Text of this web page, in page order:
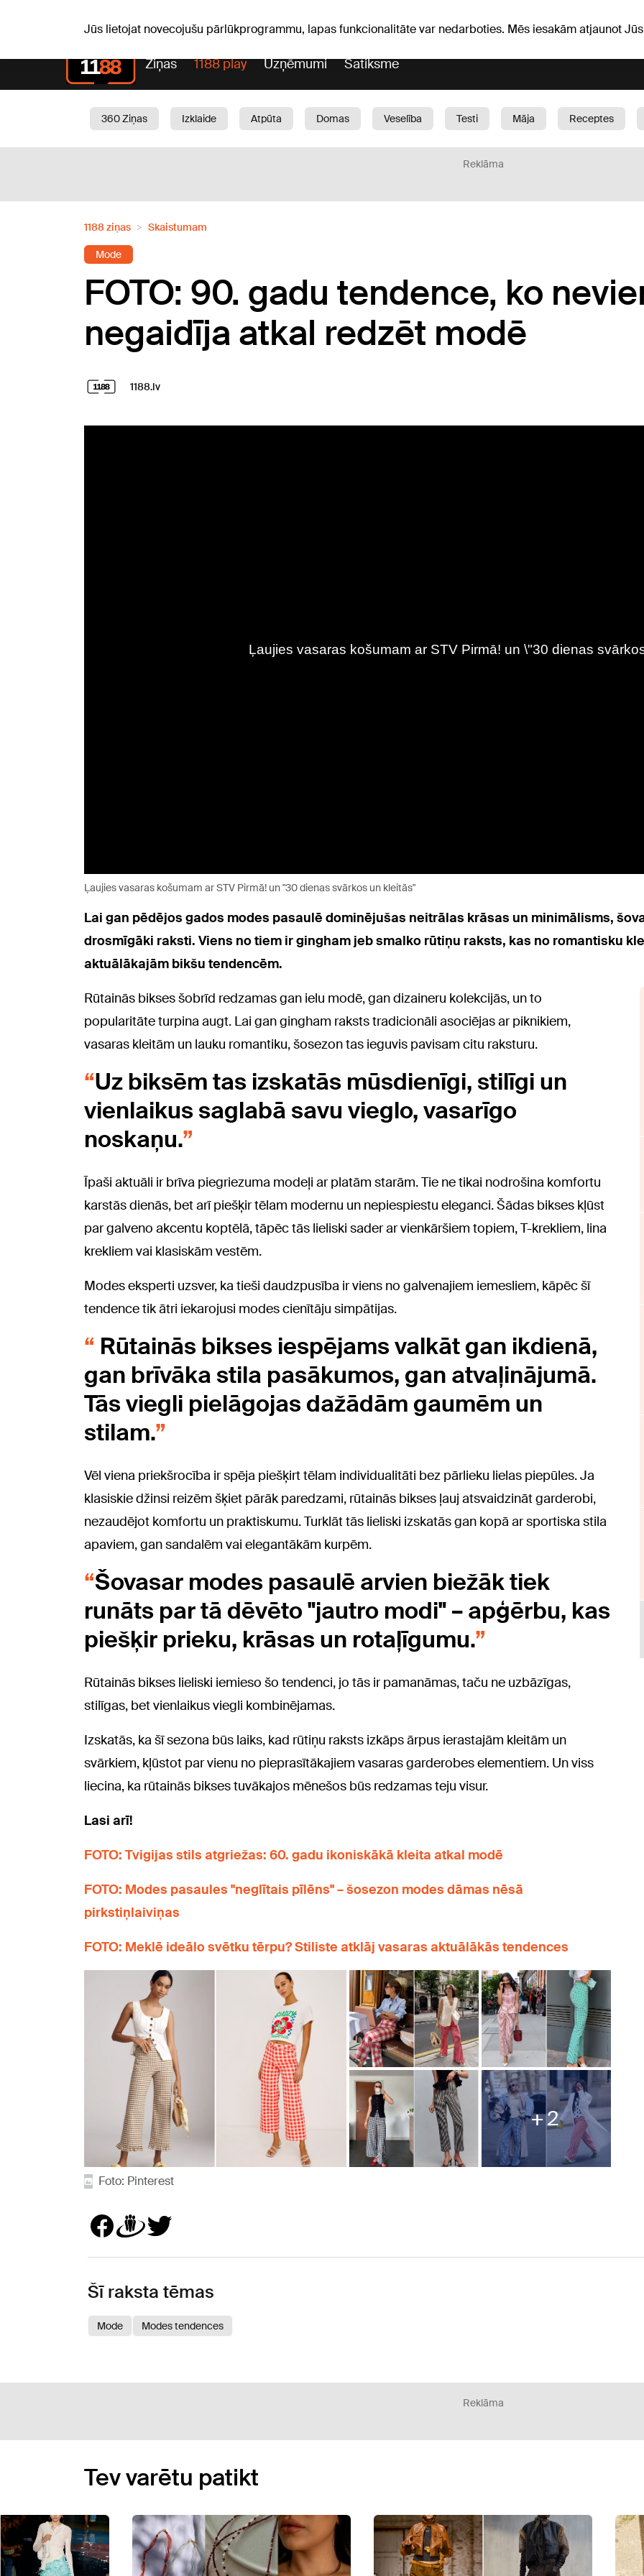
Jūs lietojat novecojušu pārlūkprogrammu, lapas funkcionalitāte var nedarboties. Mēs iesakām atjaunot
Ziņas 1188 play Uzņēmumi Satiksme
360 Ziņas Izklaide Atpūta Domas Veselība Testi Māja Receptes
Reklāma
1188 ziņas Skaistumam
Mode
FOTO: 90. gadu tendence, ko
negaidīja atkal redzēt modē
1188.lv
Ļaujies vasaras košumam ar STV Pirmā! un "30 dienas svārkos un kleitās"
Lai gan pēdējos gados modes pasaulē dominējušas neitrālas krāsas un minimālisms,
drosmīgāki raksti. Viens no tiem ir gingham jeb smalko rūtiņu raksts, kas no romantisku
aktuālākajām bikšu tendencēm.
Rūtainās bikses šobrīd redzamas gan ielu modē, gan dizaineru kolekcijās, un to
popularitāte turpina augt. Lai gan gingham raksts tradicionāli asociējas ar piknikiem,
vasaras kleitām un lauku romantiku, šosezon tas ieguvis pavisam citu raksturu.
Uz biksēm tas izskatās mūsdienīgi, stilīgi un
vienlaikus saglabā savu vieglo, vasarīgo
noskaņu.
Īpaši aktuāli ir brīva piegriezuma modeļi ar platām starām. Tie ne tikai nodrošina komfortu
karstās dienās, bet arī piešķir tēlam modernu un nepiespiestu eleganci. Šādas bikses kļūst
par galveno akcentu koptēlā, tāpēc tās lieliski sader ar vienkāršiem topiem, T-krekliem, lina
krekliem vai klasiskām vestēm.
Modes eksperti uzsver, ka tieši daudzpusība ir viens no galvenajiem iemesliem, kāpēc šī
tendence tik ātri iekarojusi modes cienītāju simpātijas.
Rūtainās bikses iespējams valkāt gan ikdienā,
gan brīvāka stila pasākumos, gan atvaļinājumā.
Tās viegli pielāgojas dažādām gaumēm un
stilam.
Vēl viena priekšrocība ir spēja piešķirt tēlam individualitāti bez pārlieku lielas piepūles. Ja
klasiskie džinsi reizēm šķiet pārāk paredzami, rūtainās bikses ļauj atsvaidzināt garderobi,
nezaudējot komfortu un praktiskumu. Turklāt tās lieliski izskatās gan kopā ar sportiska stila
apaviem, gan sandalēm vai elegantākām kurpēm.
Šovasar modes pasaulē arvien biežāk tiek
runāts par tā dēvēto "jautro modi" – apģērbu, kas
piešķir prieku, krāsas un rotaļīgumu.
Rūtainās bikses lieliski iemieso šo tendenci, jo tās ir pamanāmas, taču ne uzbāzīgas,
stilīgas, bet vienlaikus viegli kombinējamas.
Izskatās, ka šī sezona būs laiks, kad rūtiņu raksts izkāps ārpus ierastajām kleitām un
svārkiem, kļūstot par vienu no pieprasītākajiem vasaras garderobes elementiem. Un viss
liecina, ka rūtainās bikses tuvākajos mēnešos būs redzamas teju visur.
Lasi arī!
FOTO: Tvigijas stils atgriežas: 60. gadu ikoniskākā kleita atkal modē
FOTO: Modes pasaules "neglītais pīlēns" – šosezon modes dāmas nēsā
pirkstiņlaiviņas
FOTO: Meklē ideālo svētku tērpu? Stiliste atklāj vasaras aktuālākās tendences
2
Foto: Pinterest
Šī raksta tēmas
Mode Modes tendences
Reklāma
Tev varētu patikt